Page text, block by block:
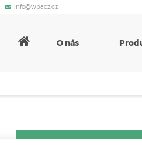
info@wpacz.cz
O nás